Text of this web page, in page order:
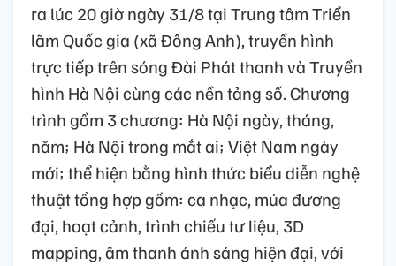
ra lúc 20 giờ ngày 31/8 tại Trung tâm Triển
lãm Quốc gia (xã Đông Anh), truyền hình
trực tiếp trên sóng Đài Phát thanh và Truyền
hình Hà Nội cùng các nền tảng số. Chương
trình gồm 3 chương: Hà Nội ngày, tháng,
năm; Hà Nội trong mắt ai; Việt Nam ngày
mới; thể hiện bằng hình thức biểu diễn nghệ
thuật tổng hợp gồm: ca nhạc, múa đương
đại, hoạt cảnh, trình chiếu tư liệu, 3D
mapping, âm thanh ánh sáng hiện đại, với